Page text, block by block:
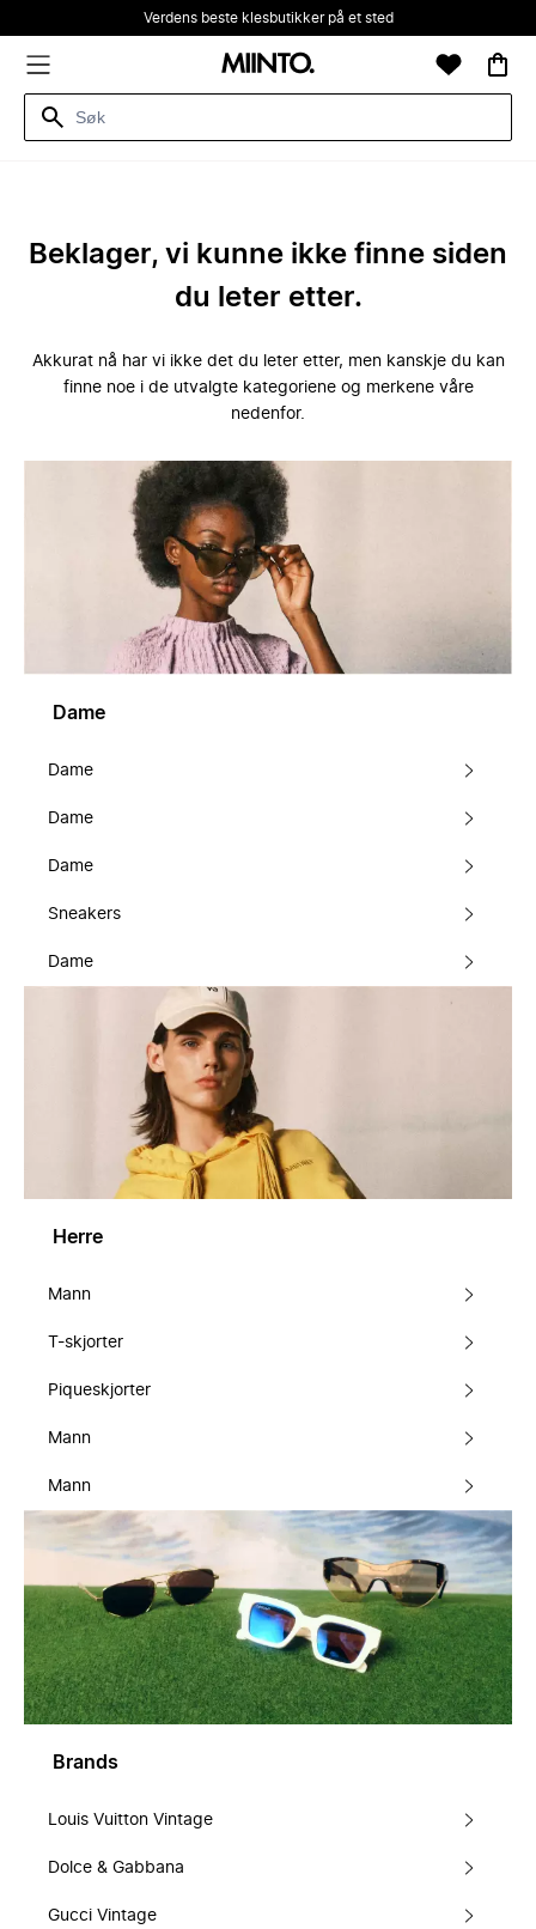
Verdens beste klesbutikker på et sted
Beklager, vi kunne ikke finne siden
du leter etter.
Akkurat nå har vi ikke det du leter etter, men kanskje du kan
finne noe i de utvalgte kategoriene og merkene våre
nedenfor.
Dame
Dame
Dame
Dame
Sneakers
Dame
Herre
Mann
T-skjorter
Piqueskjorter
Mann
Mann
Brands
Louis Vuitton Vintage
Dolce & Gabbana
Gucci Vintage